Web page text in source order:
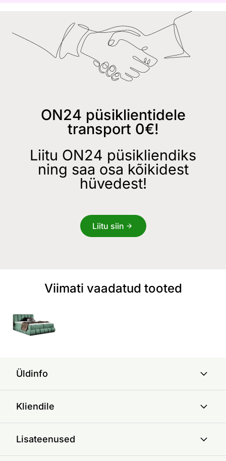
ON24 püsiklientidele
transport 0€!
Liitu ON24 püsikliendiks
ning saa osa kõikidest
hüvedest!
Liitu siin
Viimati vaadatud tooted
Üldinfo
Kliendile
Lisateenused